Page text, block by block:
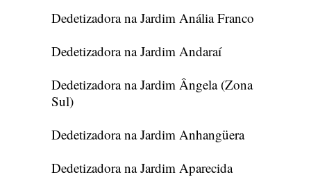
Dedetizadora na Jardim Anália Franco
Dedetizadora na Jardim Andaraí
Dedetizadora na Jardim Ângela (Zona
Sul)
Dedetizadora na Jardim Anhangüera
Dedetizadora na Jardim Aparecida